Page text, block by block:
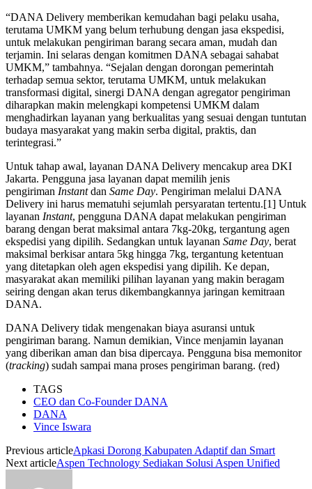
“DANA Delivery memberikan kemudahan bagi pelaku usaha,
terutama UMKM yang belum terhubung dengan jasa ekspedisi,
untuk melakukan pengiriman barang secara aman, mudah dan
terjamin. Ini selaras dengan komitmen DANA sebagai sahabat
UMKM,” tambahnya. “Sejalan dengan dorongan pemerintah
terhadap semua sektor, terutama UMKM, untuk melakukan
transformasi digital, sinergi DANA dengan agregator pengiriman
diharapkan makin melengkapi kompetensi UMKM dalam
menghadirkan layanan yang berkualitas yang sesuai dengan tuntutan
budaya masyarakat yang makin serba digital, praktis, dan
terintegrasi.”
Untuk tahap awal, layanan DANA Delivery mencakup area DKI
Jakarta. Pengguna jasa layanan dapat memilih jenis
pengiriman Instantdan Same Day. Pengiriman melalui DANA
Delivery ini harus mematuhi sejumlah persyaratan tertentu.[1] Untuk
layanan Instant, pengguna DANA dapat melakukan pengiriman
barang dengan berat maksimal antara 7kg-20kg, tergantung agen
ekspedisi yang dipilih. Sedangkan untuk layanan Same Day, berat
maksimal berkisar antara 5kg hingga 7kg, tergantung ketentuan
yang ditetapkan oleh agen ekspedisi yang dipilih. Ke depan,
masyarakat akan memiliki pilihan layanan yang makin beragam
seiring dengan akan terus dikembangkannya jaringan kemitraan
DANA.
DANA Delivery tidak mengenakan biaya asuransi untuk
pengiriman barang. Namun demikian, Vince menjamin layanan
yang diberikan aman dan bisa dipercaya. Pengguna bisa memonitor
(tracking) sudah sampai mana proses pengiriman barang. (red)
TAGS
CEO dan Co-Founder DANA
DANA
Vince Iswara
Previous articleApkasi Dorong Kabupaten Adaptif dan Smart
Next articleAspen Technology Sediakan Solusi Aspen Unified